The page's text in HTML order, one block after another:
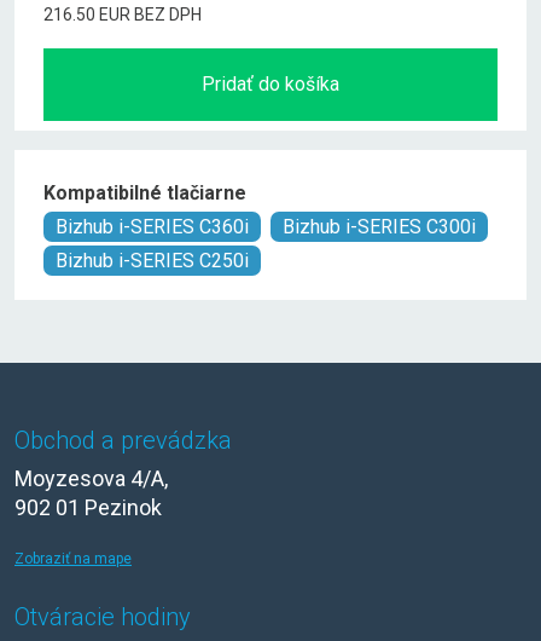
216.50 EUR BEZ DPH
Pridať do košíka
Kompatibilné tlačiarne
Bizhub i-SERIES C360i
Bizhub i-SERIES C300i
Bizhub i-SERIES C250i
Obchod a prevádzka
Moyzesova 4/A,
902 01 Pezinok
Zobraziť na mape
Otváracie hodiny